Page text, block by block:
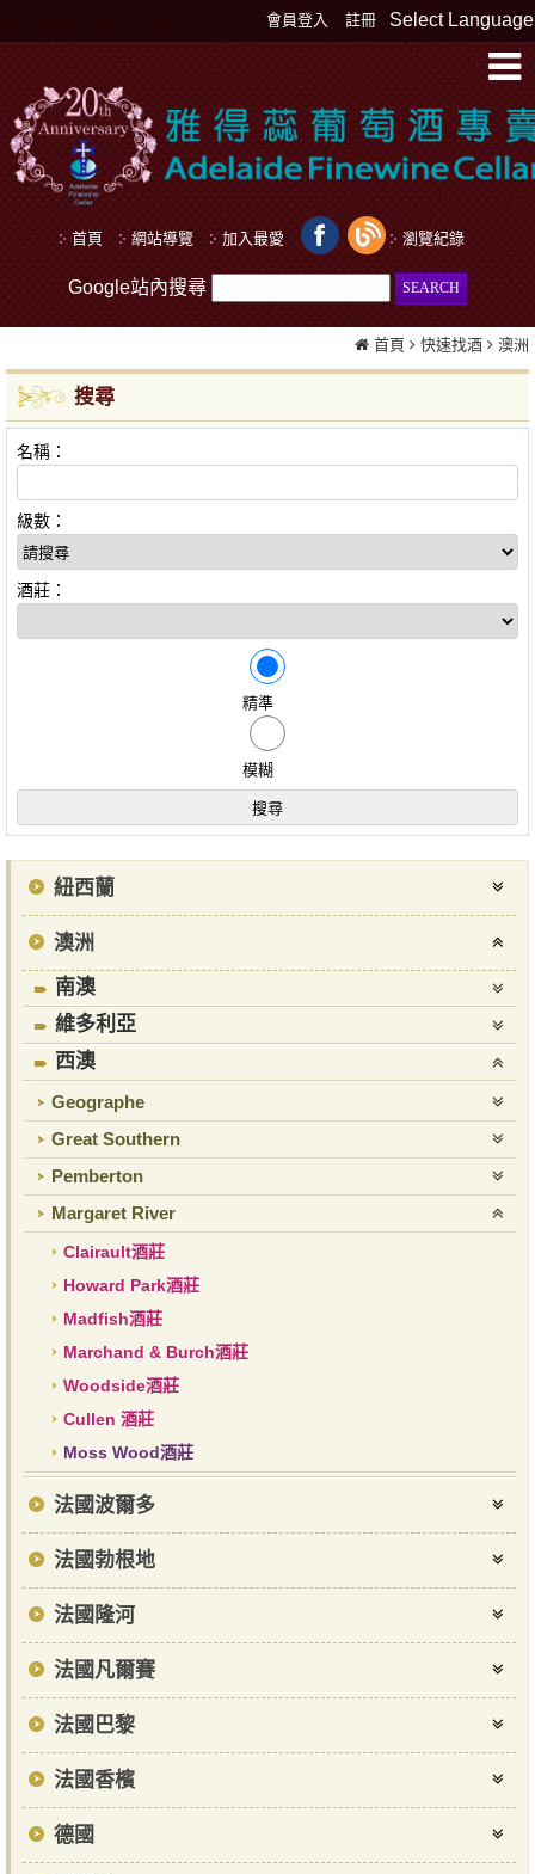
Select Language
會員登入 註冊
首頁 網站導覽 加入最愛 瀏覽紀錄
Google站內搜尋
首頁 快速找酒 澳洲
搜尋
名稱：
級數：
酒莊：
精準
模糊
紐西蘭
澳洲
南澳
維多利亞
西澳
Geographe
Great Southern
Pemberton
Margaret River
Clairault酒莊
Howard Park酒莊
Madfish酒莊
Marchand & Burch酒莊
Woodside酒莊
Cullen 酒莊
Moss Wood酒莊
法國波爾多
法國勃根地
法國隆河
法國凡爾賽
法國巴黎
法國香檳
德國